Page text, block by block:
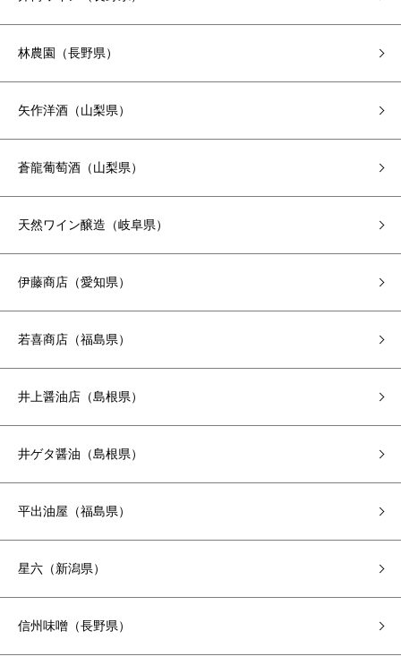
林農園（長野県）
矢作洋酒（山梨県）
蒼龍葡萄酒（山梨県）
天然ワイン醸造（岐阜県）
伊藤商店（愛知県）
若喜商店（福島県）
井上醤油店（島根県）
井ゲタ醤油（島根県）
平出油屋（福島県）
星六（新潟県）
信州味噌（長野県）